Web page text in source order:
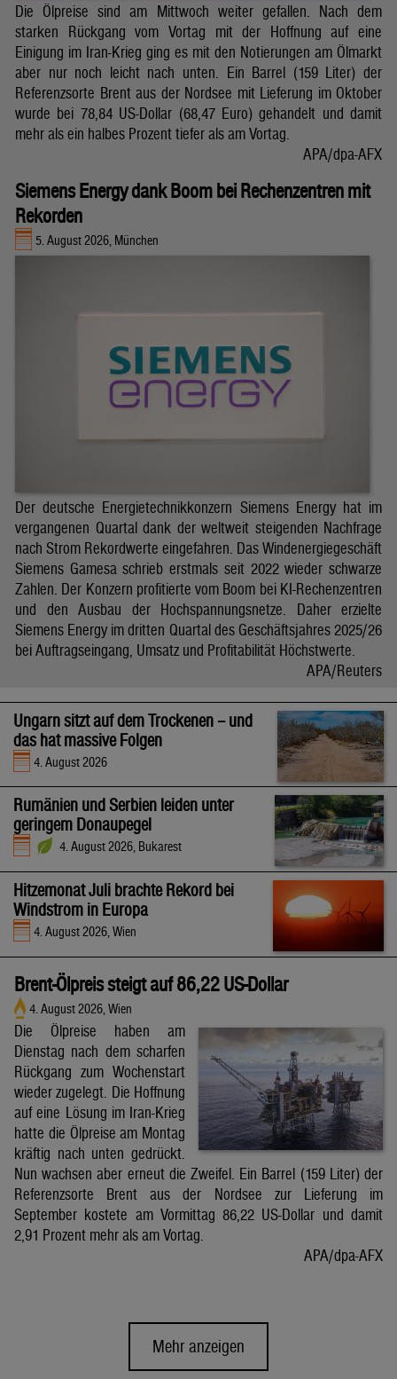
Die Ölpreise sind am Mittwoch weiter gefallen. Nach dem
starken Rückgang vom Vortag mit der Hoffnung auf eine
Einigung im Iran-Krieg ging es mit den Notierungen am Ölmarkt
aber nur noch leicht nach unten. Ein Barrel (159 Liter) der
Referenzsorte Brent aus der Nordsee mit Lieferung im Oktober
wurde bei 78,84 US-Dollar (68,47 Euro) gehandelt und damit
mehr als ein halbes Prozent tiefer als am Vortag.
APA/dpa-AFX
Siemens Energy dank Boom bei Rechenzentren mit
Rekorden
5. August 2026, München
Der deutsche Energietechnikkonzern Siemens Energy hat im
vergangenen Quartal dank der weltweit steigenden Nachfrage
nach Strom Rekordwerte eingefahren. Das Windenergiegeschäft
Siemens Gamesa schrieb erstmals seit 2022 wieder schwarze
Zahlen. Der Konzern profitierte vom Boom bei KI-Rechenzentren
und den Ausbau der Hochspannungsnetze. Daher erzielte
Siemens Energy im dritten Quartal des Geschäftsjahres 2025/26
bei Auftragseingang, Umsatz und Profitabilität Höchstwerte.
APA/Reuters
Ungarn sitzt auf dem Trockenen – und
das hat massive Folgen
4. August 2026
Rumänien und Serbien leiden unter
geringem Donaupegel
4. August 2026, Bukarest
Hitzemonat Juli brachte Rekord bei
Windstrom in Europa
4. August 2026, Wien
Brent-Ölpreis steigt auf 86,22 US-Dollar
4. August 2026, Wien
Die Ölpreise haben am
Dienstag nach dem scharfen
Rückgang zum Wochenstart
wieder zugelegt. Die Hoffnung
auf eine Lösung im Iran-Krieg
hatte die Ölpreise am Montag
kräftig nach unten gedrückt.
Nun wachsen aber erneut die Zweifel. Ein Barrel (159 Liter) der
Referenzsorte Brent aus der Nordsee zur Lieferung im
September kostete am Vormittag 86,22 US-Dollar und damit
2,91 Prozent mehr als am Vortag.
APA/dpa-AFX
Mehr anzeigen